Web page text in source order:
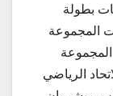
نوفمبر 2023 مباريات بطولة
المجموعة
المجموعة
الرياضي